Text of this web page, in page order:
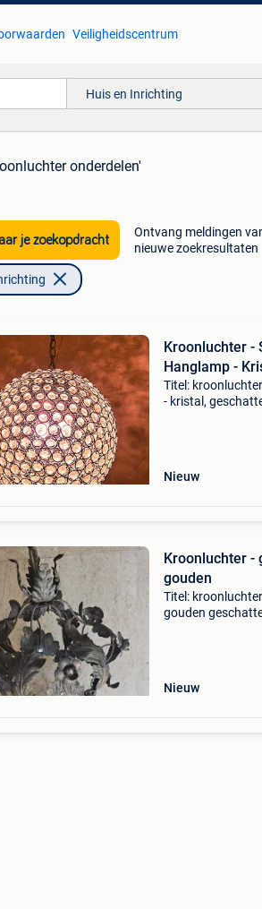
Veiligheidscentrum
Huis en Inrichting
onderdelen'
je zoekopdracht
Ontvang meldingen
nieuwe zoekresultaten
Kroonluchter -
Hanglamp -
Titel:
- kristal,
Nieuw
Kroonluchter -
gouden
Titel:
gouden
Nieuw